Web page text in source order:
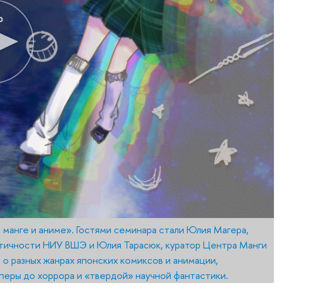
и аниме». Гостями семинара стали Юлия Магера,
НИУ ВШЭ и Юлия Тарасюк, куратор Центра Манги
разных жанрах японских комиксов и анимации,
до хоррора и «твердой» научной фантастики.